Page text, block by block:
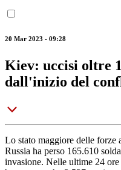
20 Mar 2023 - 09:28
Kiev: uccisi oltre
dall'inizio del
Lo stato maggiore delle forze
Russia ha perso 165.610
invasione. Nelle ultime 24